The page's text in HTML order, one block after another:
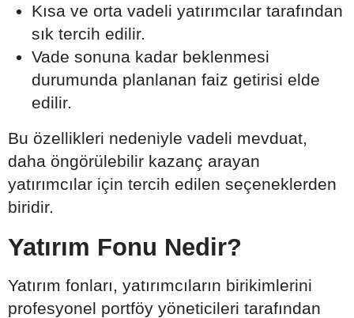
Kısa ve orta vadeli yatırımcılar tarafından
sık tercih edilir.
Vade sonuna kadar beklenmesi
durumunda planlanan faiz getirisi elde
edilir.
Bu özellikleri nedeniyle vadeli mevduat,
daha öngörülebilir kazanç arayan
yatırımcılar için tercih edilen seçeneklerden
biridir.
Yatırım Fonu Nedir?
Yatırım fonları, yatırımcıların birikimlerini
profesyonel portföy yöneticileri tarafından